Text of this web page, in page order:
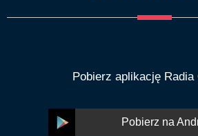
Pobierz aplikację Radia
Pobierz na